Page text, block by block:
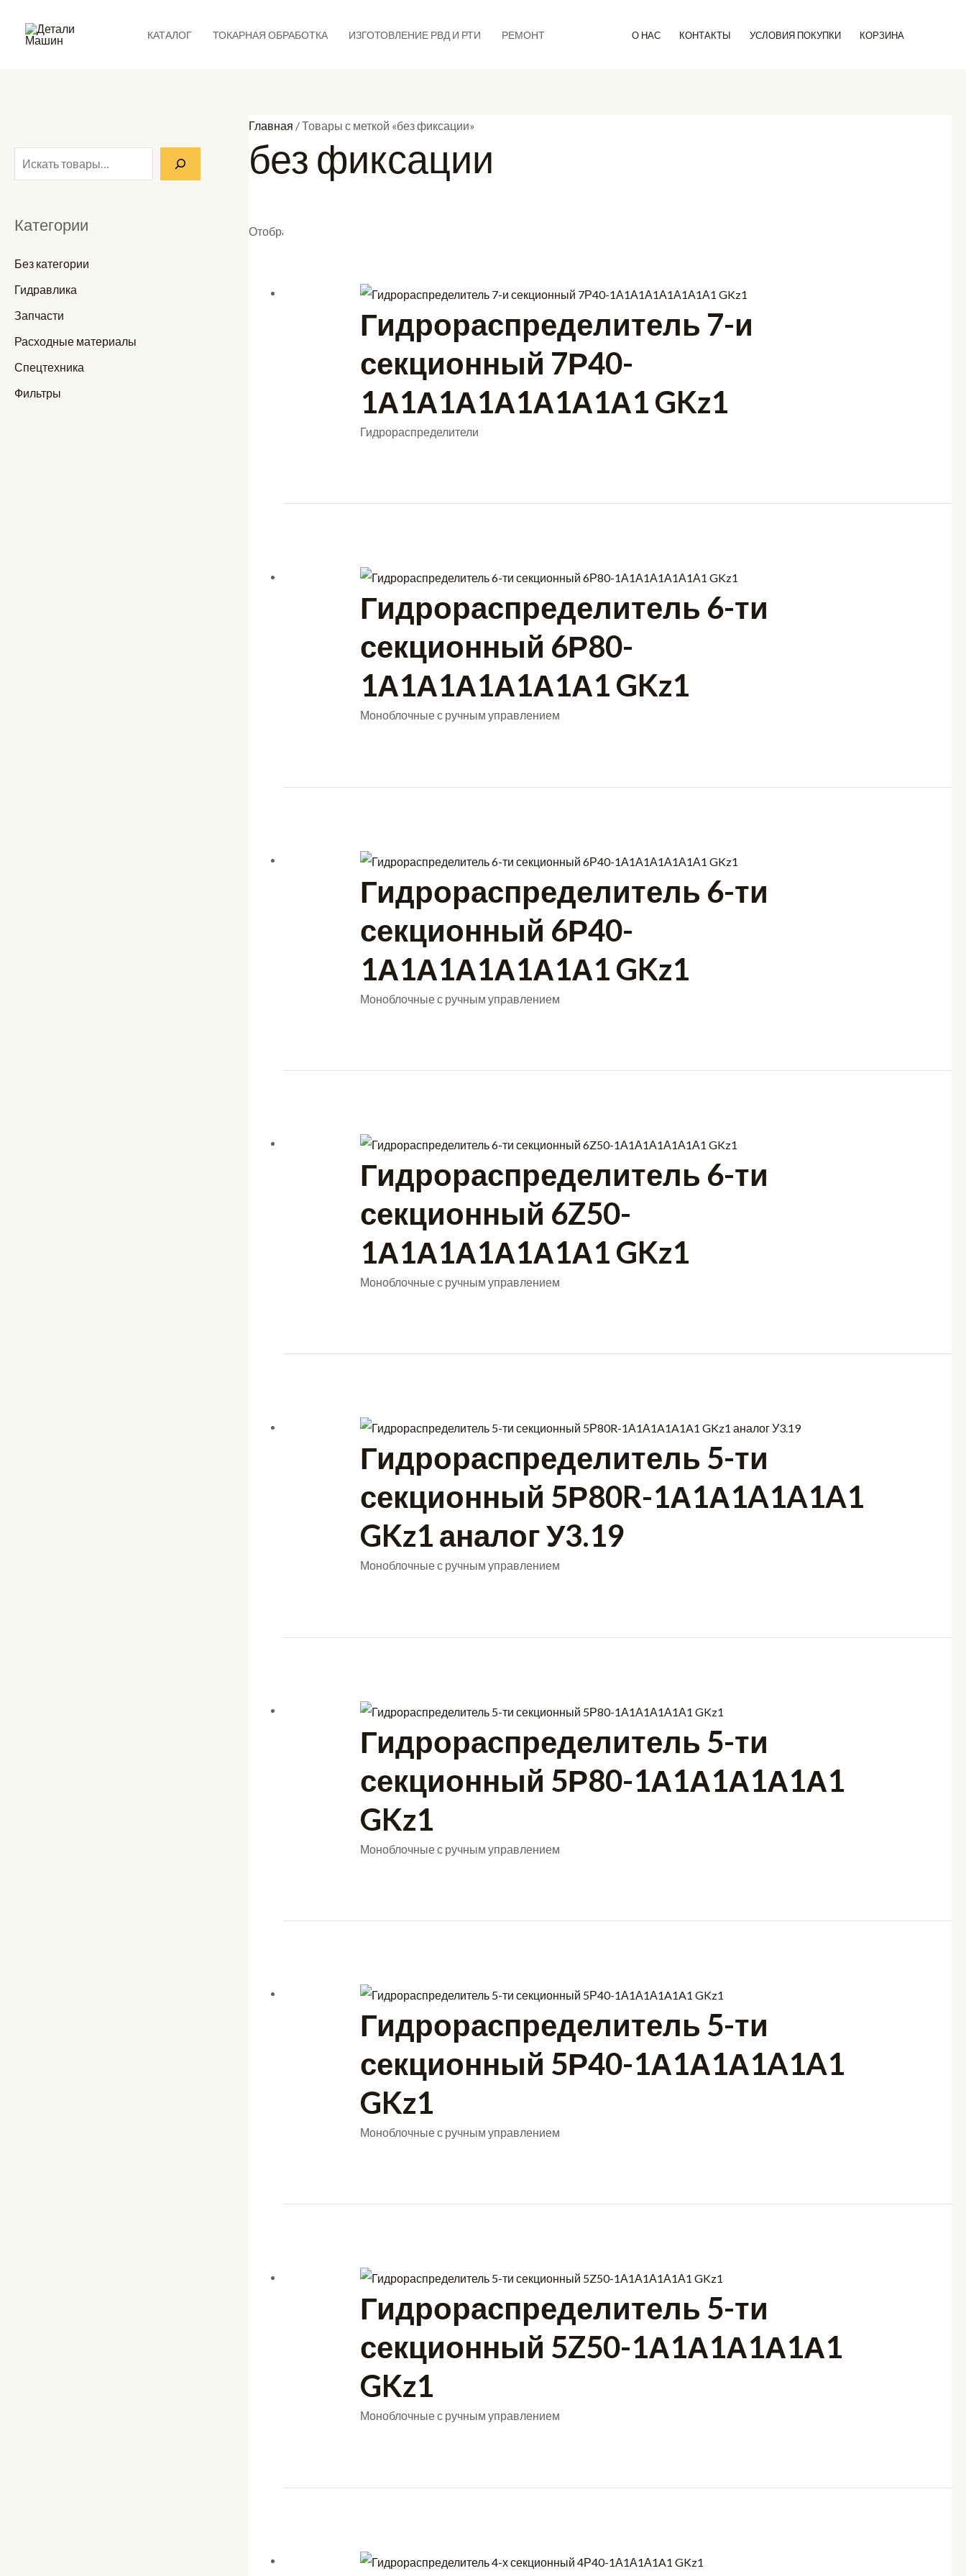
КАТАЛОГ ТОКАРНАЯ ОБРАБОТКА ИЗГОТОВЛЕНИЕ РВД И РТИ РЕМОНТ О НАС КОНТАКТЫ УСЛОВИЯ ПОКУПКИ КОРЗИНА
Категории
Без категории
Гидравлика
Запчасти
Расходные материалы
Спецтехника
Фильтры
Главная / Товары с меткой «без фиксации»
без фиксации
Отображение 1–12 из 21
самые
Гидрораспределитель 7-и
секционный 7Р40-
1А1А1А1А1А1А1А1 GKz1
Гидрораспределители
Гидрораспределитель 6-ти
секционный 6Р80-
1А1А1А1А1А1А1 GKz1
Моноблочные с ручным управлением
Гидрораспределитель 6-ти
секционный 6Р40-
1А1А1А1А1А1А1 GKz1
Моноблочные с ручным управлением
Гидрораспределитель 6-ти
секционный 6Z50-
1А1А1А1А1А1А1 GKz1
Моноблочные с ручным управлением
Гидрораспределитель 5-ти
секционный 5Р80R-1А1А1A1A1A1
GKz1 аналог У3.19
Моноблочные с ручным управлением
Гидрораспределитель 5-ти
секционный 5Р80-1А1А1А1А1А1
GKz1
Моноблочные с ручным управлением
Гидрораспределитель 5-ти
секционный 5Р40-1А1А1А1A1A1
GKz1
Моноблочные с ручным управлением
Гидрораспределитель 5-ти
секционный 5Z50-1А1А1А1А1А1
GKz1
Моноблочные с ручным управлением